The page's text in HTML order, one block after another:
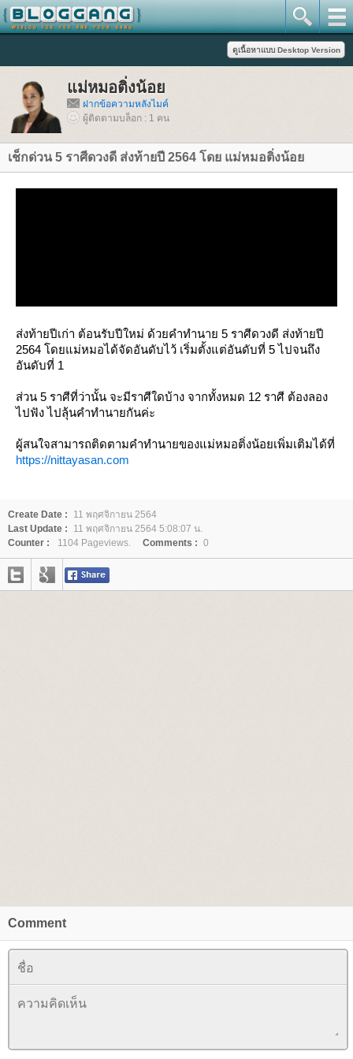
ม่หมอติ่งน้อ
ฝากข้อความหลังไมค์
ผู้ติดตามบล็อก : 1 คน
เช็กด่วน 5 ราศีดวงดี ส่งท้ายปี 2564 โดย แม่หมอติ่งน้อ
ส่งท้ายปีเก่า ต้อนรับปีใหม่ ด้วยคำทำนาย 5 ราศีดวงดี ส่งท้ายปี
2564 โดยแม่หมอได้จัดอันดับไว้ เริ่มตั้งแต่อันดับที่ 5 ไปจนถึง
อันดับที่ 1
ส่วน 5 ราศีที่ว่านั้น จะมีราศีใดบ้าง จากทั้งหมด 12 ราศี ต้องลอง
ไปฟัง ไปลุ้นคำทำนายกันค่ะ
ผู้สนใจสามารถติดตามคำทำนายของแม่หมอติ่งน้อยเพิ่มเติมได้ที่
https://nittayasan.com
Create Date :
11 พฤศจิกายน 2564
Last Update :
11 พฤศจิกายน 2564 5:08:07 น.
Counter :
1104 Pageviews. Comments : 0
Comment